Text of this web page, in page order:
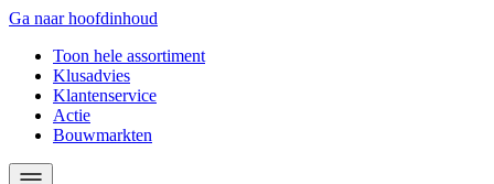
Ga naar hoofdinhoud
Toon hele assortiment
Klusadvies
Klantenservice
Actie
Bouwmarkten